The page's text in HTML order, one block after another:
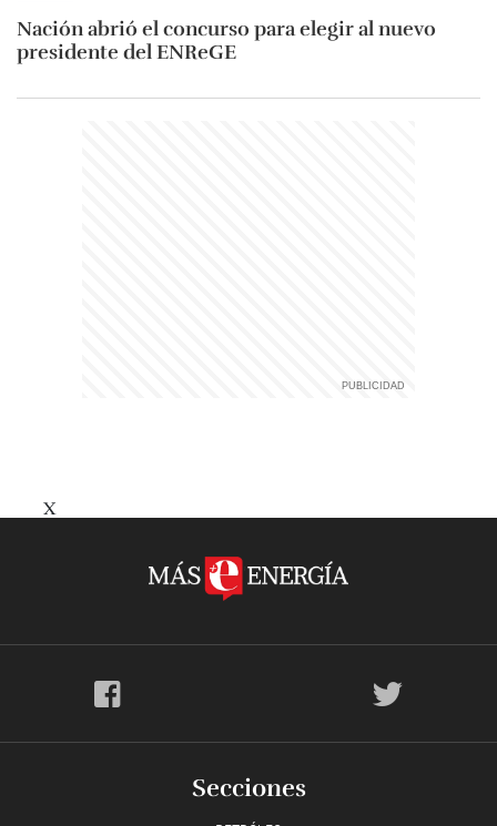
Nación abrió el concurso para elegir al nuevo
presidente del ENReGE
X
Secciones